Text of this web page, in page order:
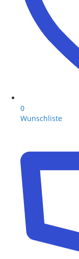
0
Wunschliste